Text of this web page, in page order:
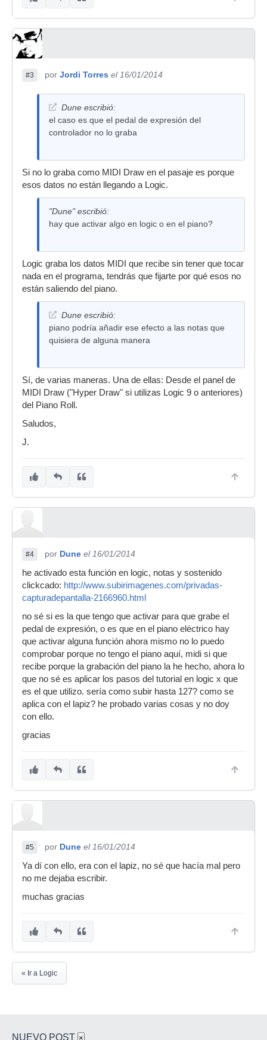
#3 por Jordi Torres el 16/01/2014
Dune escribió:
el caso es que el pedal de expresión del
controlador no lo graba
Si no lo graba como MIDI Draw en el pasaje es porque
esos datos no están llegando a Logic.
"Dune" escribió:
hay que activar algo en logic o en el piano?
Logic graba los datos MIDI que recibe sin tener que tocar
nada en el programa, tendrás que fijarte por qué esos no
están saliendo del piano.
Dune escribió:
piano podría añadir ese efecto a las notas que
quisiera de alguna manera
Sí, de varias maneras. Una de ellas: Desde el panel de
MIDI Draw ("Hyper Draw" si utilizas Logic 9 o anteriores)
del Piano Roll.
Saludos,
J.
#4 por Dune el 16/01/2014
he activado esta función en logic, notas y sostenido
clickcado: http://www.subirimagenes.com/privadas-
capturadepantalla-2166960.html
no sé si es la que tengo que activar para que grabe el
pedal de expresión, o es que en el piano eléctrico hay
que activar alguna función ahora mismo no lo puedo
comprobar porque no tengo el piano aquí, midi si que
recibe porque la grabación del piano la he hecho, ahora lo
que no sé es aplicar los pasos del tutorial en logic x que
es el que utilizo. sería como subir hasta 127? como se
aplica con el lapiz? he probado varias cosas y no doy
con ello.
gracias
#5 por Dune el 16/01/2014
Ya dí con ello, era con el lapiz, no sé que hacía mal pero
no me dejaba escribir.
muchas gracias
« Ir a Logic
NUEVO POST ×